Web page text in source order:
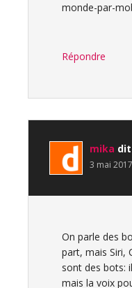
monde-par-
Répondre
mika dit
3 mai
On parle des
part, mais Siri,
sont des bots:
mais la voix